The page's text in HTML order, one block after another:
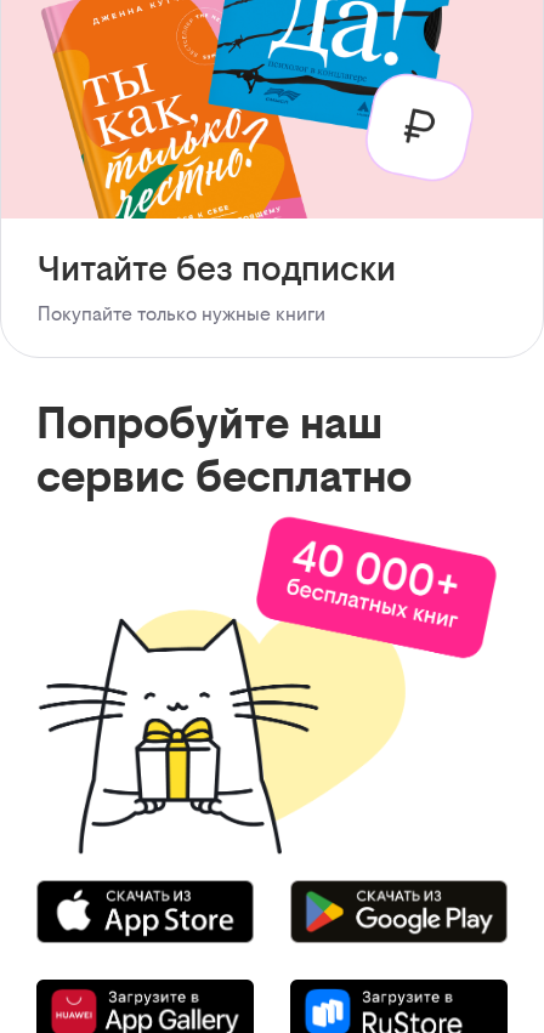
Читайте без подписки
Покупайте только нужные книги
Попробуйте наш
сервис бесплатно